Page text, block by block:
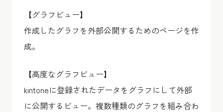
【グラフビュー】
作成したグラフを外部公開するためのページを作
成。
【高度なグラフビュー】
kintoneに登録されたデータをグラフにして外部
に公開するビュー。複数種類のグラフを組み合わ